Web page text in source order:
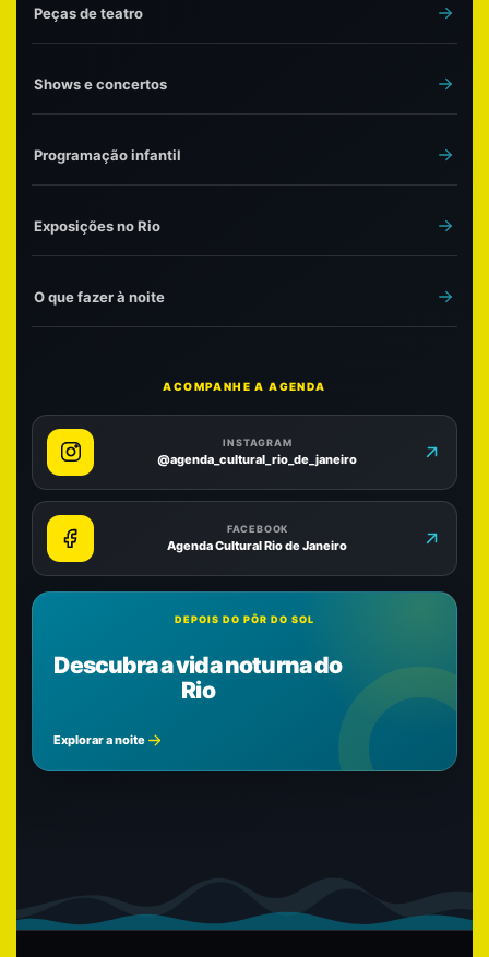
Peças de teatro
Shows e concertos
Programação infantil
Exposições no Rio
O que fazer à noite
ACOMPANHE A AGENDA
INSTAGRAM
@agenda_cultural_rio_de_janeiro
FACEBOOK
Agenda Cultural Rio de Janeiro
DEPOIS DO PÔR DO SOL
Descubra a vida noturna do
Rio
Explorar a noite